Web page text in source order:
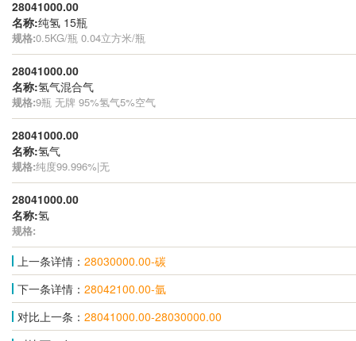
28041000.00
名称:纯氢 15瓶
规格:0.5KG/瓶 0.04立方米/瓶
28041000.00
名称:氢气混合气
规格:9瓶 无牌 95%氢气5%空气
28041000.00
名称:氢气
规格:纯度99.996%|无
28041000.00
名称:氢
规格:
上一条详情： 28030000.00-碳
下一条详情： 28042100.00-氩
对比上一条： 28041000.00-28030000.00